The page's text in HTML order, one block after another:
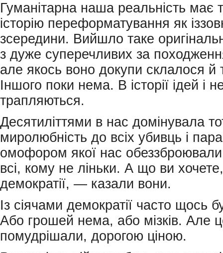
Гуманітарна наша реальність має
історію переформатування як
зсередини. Вийшло таке
з дуже суперечливих за
але якось воно докупи склалося й
Іншого поки нема. В історії ідей і
трапляються.
Десятиліттями в нас домінувала
миролюбність до всіх убивць і
омофором якої нас
всі, кому не ліньки. А що ви
демократії, — казали вони.
Із сіячами демократії часто щось
Або грошей нема, або мізків. Але
помудрішали, дорогою ціною.